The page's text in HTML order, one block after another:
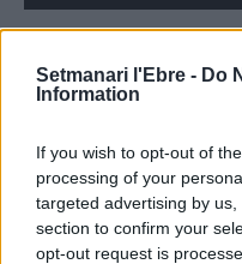
Setmanari l'Ebre - Do
Information
If you wish to opt-out of
processing of your
targeted advertising by
section to confirm your
opt-out request is
ÚLTIMES NOTÍCIES
7